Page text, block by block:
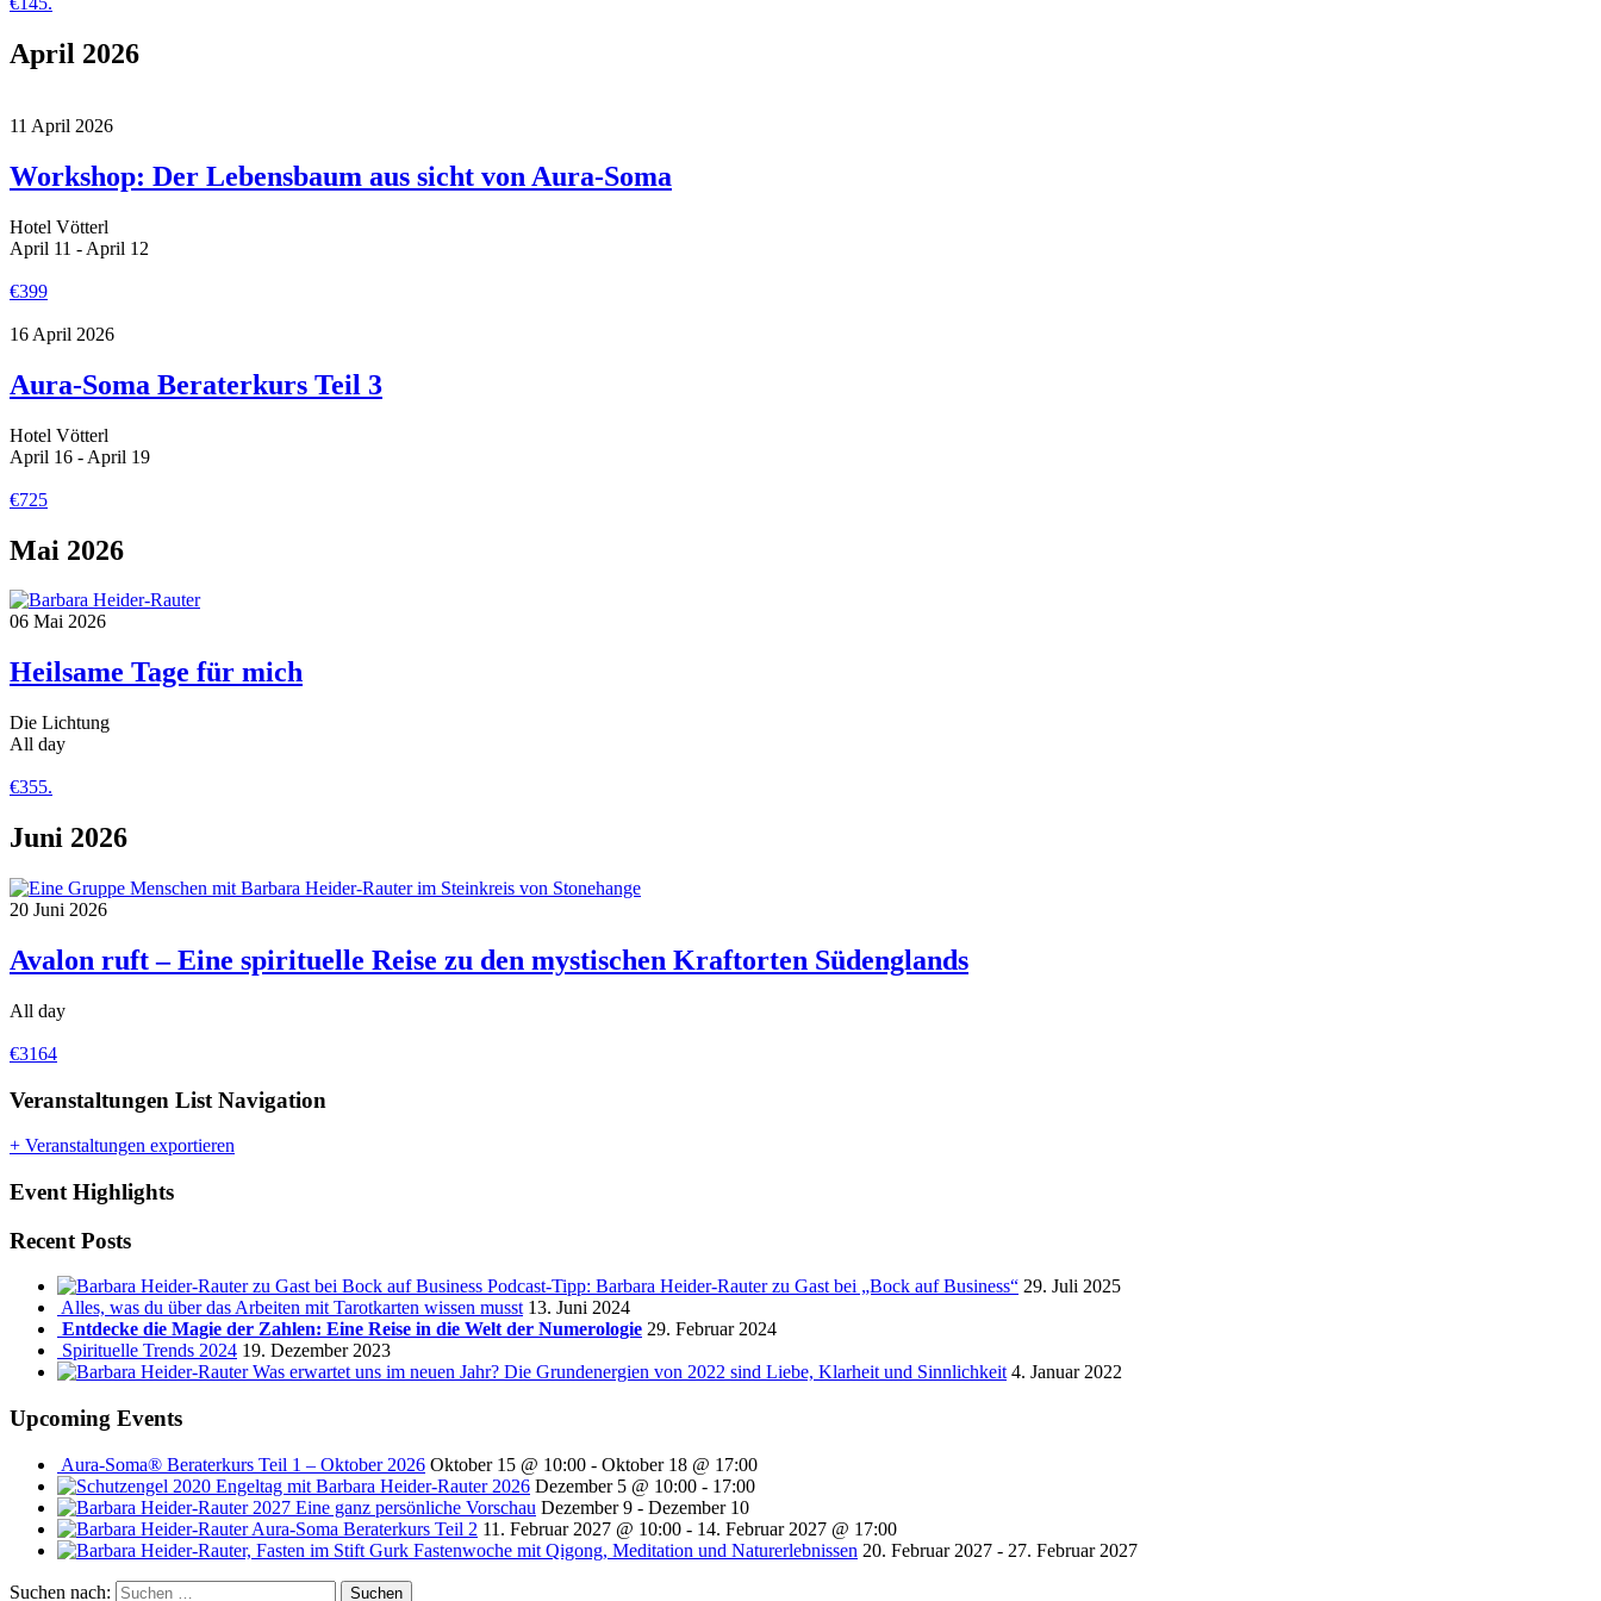
April 2026
11 April 2026
Workshop: Der Lebensbaum aus sicht von Aura-Soma
Hotel Vötterl
April 11 - April 12
€399
16 April 2026
Aura-Soma Beraterkurs Teil 3
Hotel Vötterl
April 16 - April 19
€725
Mai 2026
06 Mai 2026
Heilsame Tage für mich
Die Lichtung
All day
€355.
Juni 2026
20 Juni 2026
Avalon ruft – Eine spirituelle Reise zu den mystischen Kraftorten Südenglands
All day
€3164
Veranstaltungen List Navigation
+ Veranstaltungen exportieren
Event Highlights
Recent Posts
Podcast-Tipp: Barbara Heider-Rauter zu Gast bei „Bock auf Business“ 29. Juli 2025
Alles, was du über das Arbeiten mit Tarotkarten wissen musst 13. Juni 2024
Entdecke die Magie der Zahlen: Eine Reise in die Welt der Numerologie 29. Februar 2024
Spirituelle Trends 2024 19. Dezember 2023
Was erwartet uns im neuen Jahr? Die Grundenergien von 2022 sind Liebe, Klarheit und Sinnlichkeit 4. Januar 2022
Upcoming Events
Aura-Soma® Beraterkurs Teil 1 – Oktober 2026 Oktober 15 @ 10:00 - Oktober 18 @ 17:00
Engeltag mit Barbara Heider-Rauter 2026 Dezember 5 @ 10:00 - 17:00
2027 Eine ganz persönliche Vorschau Dezember 9 - Dezember 10
Aura-Soma Beraterkurs Teil 2 11. Februar 2027 @ 10:00 - 14. Februar 2027 @ 17:00
Fastenwoche mit Qigong, Meditation und Naturerlebnissen 20. Februar 2027 - 27. Februar 2027
Suchen nach: